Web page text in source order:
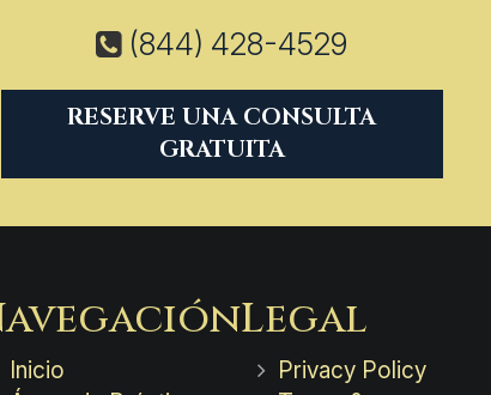
(844) 428-4529
RESERVE UNA CONSULTA
GRATUITA
Inicio
Legal
Privacy Policy